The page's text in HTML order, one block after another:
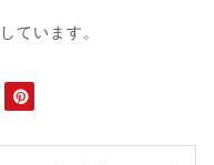
ています。